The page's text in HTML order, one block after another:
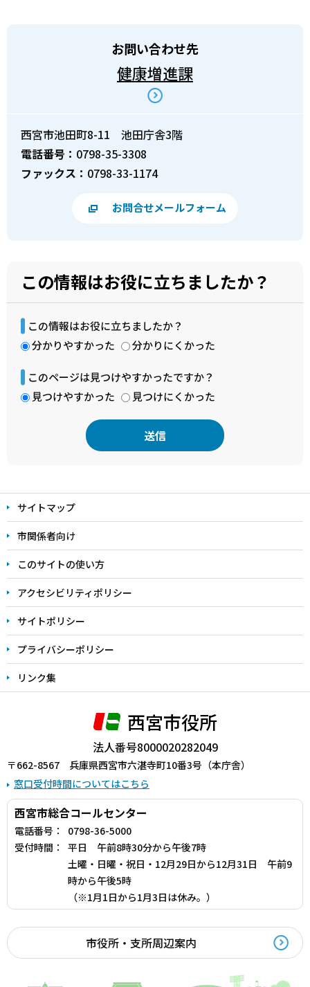
お問い合わせ先
健康増進課
西宮市池田町8-11 池田庁舎3階
電話番号： 0798-35-3308
ファックス： 0798-33-1174
お問合せメールフォーム
この情報はお役に立ちましたか？
この情報はお役に立ちましたか？
分かりやすかった
分かりにくかった
このページは見つけやすかったですか？
見つけやすかった
見つけにくかった
文
こ
こ
ま
で
サイトマップ
市関係者向け
このサイトの使い方
アクセシビリティポリシー
サイトポリシー
プライバシーポリシー
リンク集
西宮市役所
法人番号8000020282049
〒662-8567 兵庫県西宮市六湛寺町10番3号（本庁舎）
窓口受付時間についてはこちら
西宮市総合コールセンター
電話番号：
0798-36-5000
受付時間：
平日 午前8時30分から午後7時
土曜・日曜・祝日・12月29日から12月31日 午前9
時から午後5時
（※1月1日から1月3日は休み。）
市役所・支所周辺案内